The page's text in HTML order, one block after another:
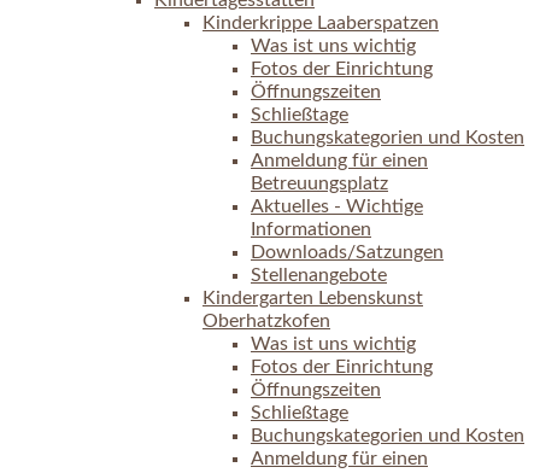
Kinderkrippe Laaberspatzen
Was ist uns wichtig
Fotos der Einrichtung
Öffnungszeiten
Schließtage
Buchungskategorien und Kosten
Anmeldung für einen
Betreuungsplatz
Aktuelles - Wichtige
Informationen
Downloads/Satzungen
Stellenangebote
Kindergarten Lebenskunst
Oberhatzkofen
Was ist uns wichtig
Fotos der Einrichtung
Öffnungszeiten
Schließtage
Buchungskategorien und Kosten
Anmeldung für einen